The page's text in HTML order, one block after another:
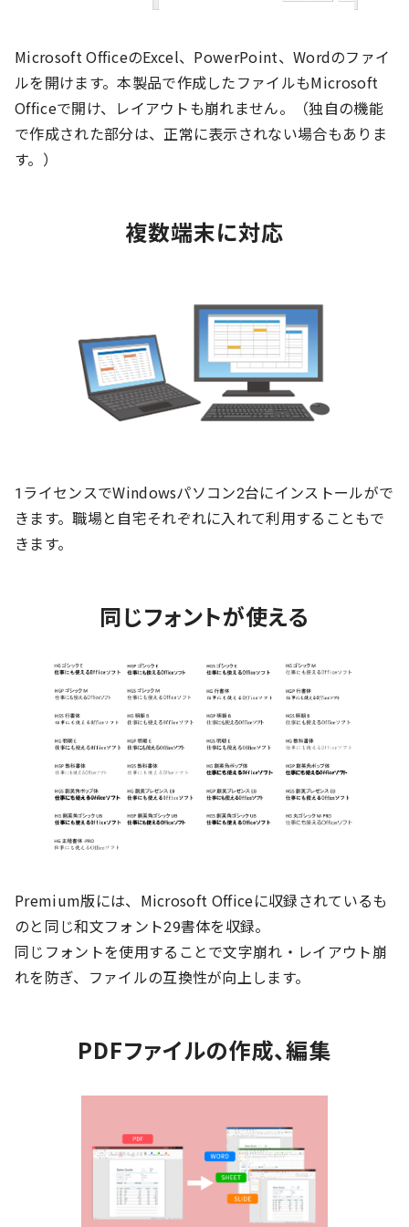
Microsoft OfficeのExcel、PowerPoint、Wordのファイ
ルを開けます。本製品で作成したファイルもMicrosoft
Officeで開け、レイアウトも崩れません。（独自の機能
で作成された部分は、正常に表示されない場合もありま
す。）
複数端末に対応
1ライセンスでWindowsパソコン2台にインストールがで
きます。職場と自宅それぞれに入れて利用することもで
きます。
同じフォントが使える
Premium版には、Microsoft Officeに収録されているも
のと同じ和文フォント29書体を収録。
同じフォントを使用することで文字崩れ・レイアウト崩
れを防ぎ、ファイルの互換性が向上します。
PDFファイルの作成、編集